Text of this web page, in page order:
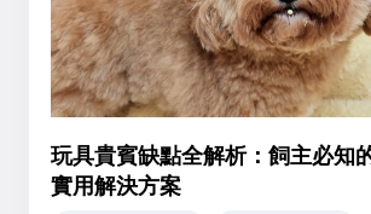
玩具貴賓缺點全解析：飼主必知
實用解決方案